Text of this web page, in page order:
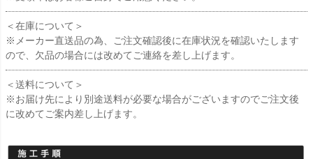
＜在庫について＞
※メーカー直送品の為、ご注文確認後に在庫状況を確認いたします
ので、欠品の場合には改めてご連絡を差し上げます。
＜送料について＞
※お届け先により別途送料が必要な場合がございますのでご注文後
に改めてご案内差し上げます。